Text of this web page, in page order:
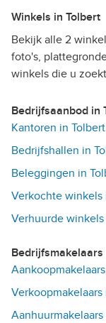
Winkels in Tolbert
Bekijk alle 2
foto's,
winkels die u
Bedrijfsaanbod in
Kantoren in Tolbert
Bedrijfshallen in
Beleggingen in
Verkochte winkels
Verhuurde
Verkoopmakelaars